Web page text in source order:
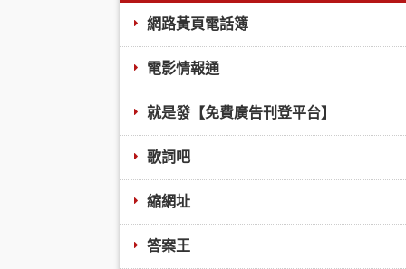
網路黃頁電話簿
電影情報通
就是發【免費廣告刊登平台】
歌詞吧
縮網址
答案王